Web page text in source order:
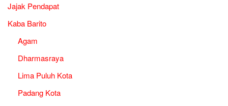
Jajak Pendapat
Kaba Barito
Agam
Dharmasraya
Lima Puluh Kota
Padang Kota